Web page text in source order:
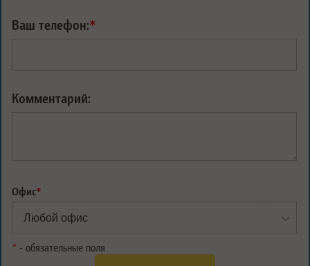
Ваш телефон:*
Комментарий:
Офис*
* - обязательные поля